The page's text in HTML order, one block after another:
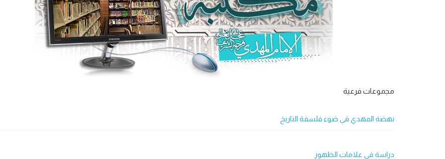
مجموعات فرعية
نهضة المهدي في ضوء فلسفة التاريخ
دراسة في علامات الظهور